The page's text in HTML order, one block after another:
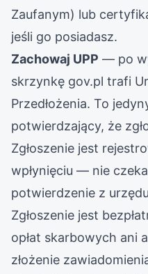
Zaufanym) lub
jeśli go posiadasz.
Zachowaj UPP — po
skrzynkę gov.pl trafi
Przedłożenia. To
potwierdzający, że
Zgłoszenie jest
wpłynięciu — nie
potwierdzenie z
Zgłoszenie jest
opłat skarbowych ani
złożenie